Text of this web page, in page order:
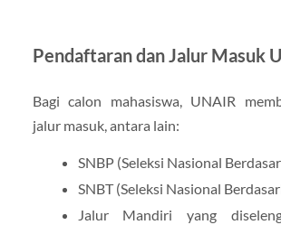
Pendaftaran dan Jalur Masuk
Bagi calon mahasiswa, UNAIR
jalur masuk, antara lain:
SNBP (Seleksi Nasional
SNBT (Seleksi Nasional
Jalur Mandiri yang